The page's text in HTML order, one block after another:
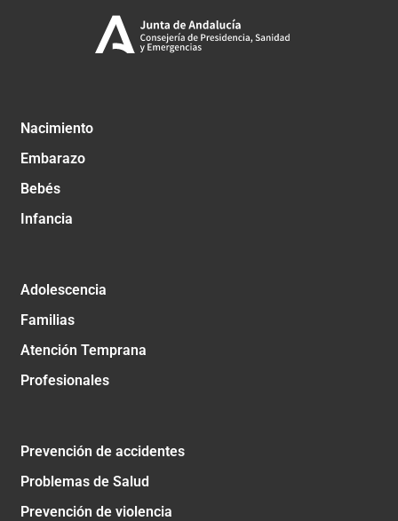
Nacimiento
Embarazo
Bebés
Infancia
Adolescencia
Familias
Atención Temprana
Profesionales
Prevención de accidentes
Problemas de Salud
Prevención de violencia